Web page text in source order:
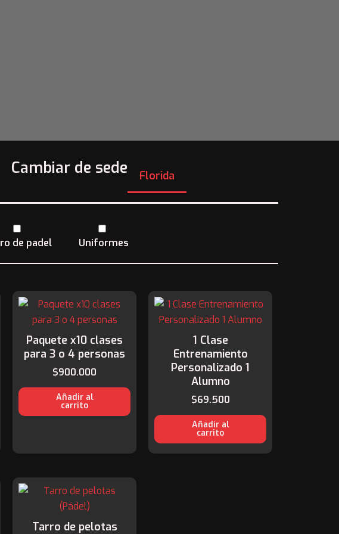
Cambiar de sede Florida
de padel Uniformes
Paquete x10 clases
para 3 o 4 personas
$900.000
Añadir al
carrito
1 Clase
Entrenamiento
Personalizado 1
Alumno
$69.500
Añadir al
carrito
Tarro de pelotas